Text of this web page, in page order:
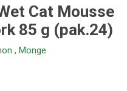
Cat Mousse
85 g (pak.24)
, Monge